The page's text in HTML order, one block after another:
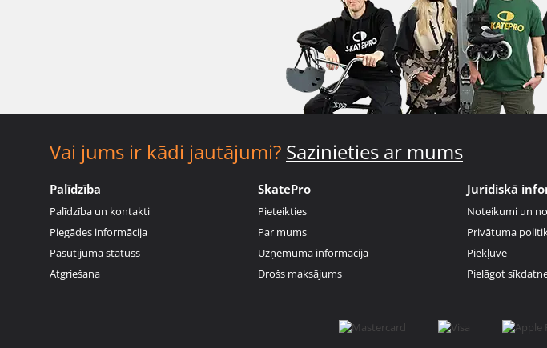
Vai jums ir kādi jautājumi? Sazinieties ar mums
Palīdzība
Palīdzība un kontakti
Piegādes informācija
Pasūtījuma statuss
Atgriešana
SkatePro
Pieteikties
Par mums
Uzņēmuma informācija
Drošs maksājums
Juridiskā
Noteikumi un
Privātuma
Piekļuve
Pielāgot